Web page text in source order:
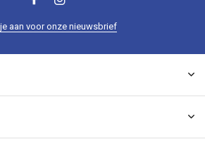
aan voor onze nieuwsbrief